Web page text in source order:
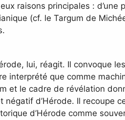
raisons principales :
(cf. le Targum de
lui, réagit. Il convoque
interprété que comme
et le cadre de révélation
d’Hérode. Il recoupe
d’Hérode comme